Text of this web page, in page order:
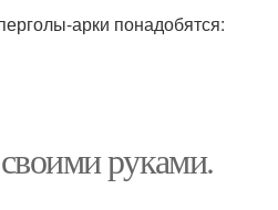
арки понадобятся:
руками.